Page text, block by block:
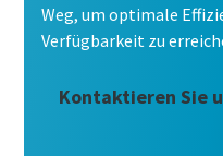
Jetzt anmelden
Auf folgenden Seiten
Services &
Weg, um optimale
Verfügbarkeit zu
Kontaktieren Sie